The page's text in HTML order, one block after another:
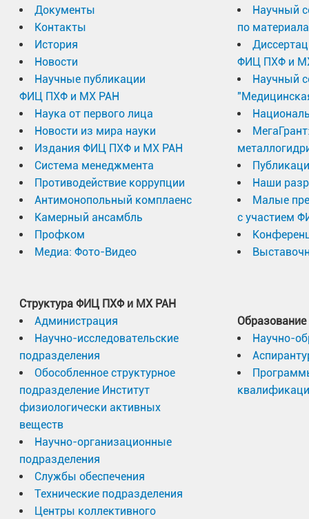
Документы
Контакты
История
Новости
Научные публикации
ФИЦ ПХФ и МХ РАН
Наука от первого лица
Новости из мира науки
Издания ФИЦ ПХФ и МХ РАН
Система менеджмента
Противодействие коррупции
Антимонопольный комплаенс
Камерный ансамбль
Профком
Медиа: Фото-Видео
Структура ФИЦ ПХФ и МХ РАН
Администрация
Научно-исследовательские
подразделения
Обособленное структурное
подразделение Институт
физиологически активных
веществ
Научно-организационные
подразделения
Службы обеспечения
Технические подразделения
Центры коллективного
Научный
по
ФИЦ ПХФ и
Научный
Наши
Малые
с участием
Образование
Научно-